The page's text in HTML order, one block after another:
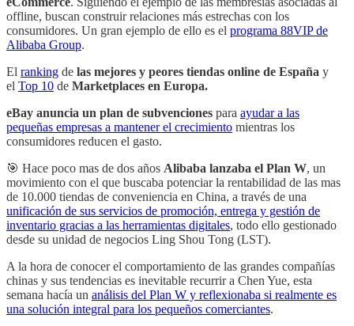
offline, buscan construir relaciones más estrechas con los
consumidores. Un gran ejemplo de ello es el programa 88VIP de
Alibaba Group.
El ranking de las mejores y peores tiendas online de España y
el Top 10 de Marketplaces en Europa.
eBay anuncia un plan de subvenciones para ayudar a las
pequeñas empresas a mantener el crecimiento mientras los
consumidores reducen el gasto.
🎯 Hace poco mas de dos años Alibaba lanzaba el Plan W, un
movimiento con el que buscaba potenciar la rentabilidad de las mas
de 10.000 tiendas de conveniencia en China, a través de una
unificación de sus servicios de promoción, entrega y gestión de
inventario gracias a las herramientas digitales, todo ello gestionado
desde su unidad de negocios Ling Shou Tong (LST).
A la hora de conocer el comportamiento de las grandes compañías
chinas y sus tendencias es inevitable recurrir a Chen Yue, esta
semana hacía un análisis del Plan W y reflexionaba si realmente es
una solución integral para los pequeños comerciantes.